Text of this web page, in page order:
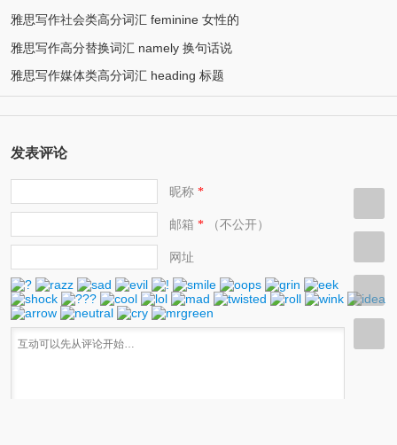
雅思写作社会类高分词汇 feminine 女性的
雅思写作高分替换词汇 namely 换句话说
雅思写作媒体类高分词汇 heading 标题
发表评论
昵称*
邮箱 *（不公开）
网址